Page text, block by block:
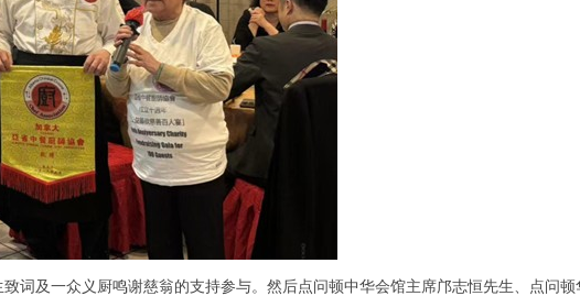
词及一众义厨鸣谢慈翁的支持参与。然后点问顿中华会馆主席邝志恒先生、点问顿